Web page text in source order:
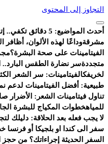
التجاوز إلى المحتوى
أحدث المواضيع:
5 دقائق تكفي..
مشرقةوداعًا لهذه الألوان، أظافر
الفيتامينات على صحة البشرة؟
متجددةسر نضارة الطقس
لخريفكالفيتامينات: سر الشعر
طبيعية: أفضل الفيتامينات لدعم
تناول فيتامينات الشعر: الأضرار
للمياهخطوات المكياج للبشرة
لا يجب فعله بعد الحلاقة: دليلك
سفر الى كندا او بلجيكا أو
السفر الحديثة إجراءاتك؟ من